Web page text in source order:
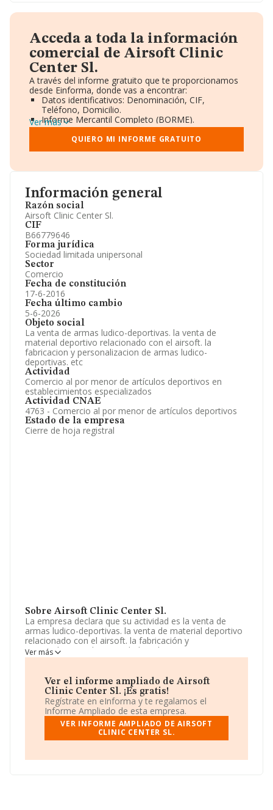
Información general
Razón social
Airsoft Clinic Center Sl.
CIF
B66779646
Forma jurídica
Sociedad limitada unipersonal
Sector
Comercio
Fecha de constitución
17-6-2016
Fecha último cambio
5-6-2026
Objeto social
La venta de armas ludico-deportivas. la venta de
material deportivo relacionado con el airsoft. la
fabricacion y personalizacion de armas ludico-
deportivas. etc
Actividad
Comercio al por menor de artículos deportivos en
establecimientos especializados
Actividad CNAE
4763 - Comercio al por menor de artículos deportivos
Estado de la empresa
Cierre de hoja registral
Sobre Airsoft Clinic Center Sl.
La empresa declara que su actividad es la venta de
armas ludico-deportivas. la venta de material deportivo
relacionado con el airsoft. la fabricación y
personalizacion de armas ludico-deportivas. etc. La
empresa está registrada como Sociedad Limitada. La
al por menor de grabaciones de música y vídeo en
establecimientos especializados', cuyo Código es 4763.
No realiza actividad de importación y/o exportación.
Para ponerse en contacto con sus oficinas, la empresa
facilita el número de teléfono 931583182 y la dirección
de correo esinfo@airsoftcliniccenter.com.
La empresa españolaAirsoft Clinic Center S.L, NIF
Ver más
Ver el informe ampliado de Airsoft
Clinic Center Sl. ¡Es gratis!
Regístrate en eInforma y te regalamos el
Informe Ampliado de esta empresa.
VER INFORME AMPLIADO DE AIRSOFT
CLINIC CENTER SL.
Acceda a toda la información
comercial de Airsoft Clinic
Center Sl.
A través del informe gratuito que te proporcionamos
desde Einforma, donde vas a encontrar:
Datos identificativos: Denominación, CIF,
Teléfono, Domicilio.
Informe Mercantil Completo (BORME).
Gráficos de Evolución Ventas y Empleados.
Consejo de Administración y Administradores.
Directivos y Ejecutivos.
Información oficial y registral complementaria.
Ver más
QUIERO MI INFORME GRATUITO